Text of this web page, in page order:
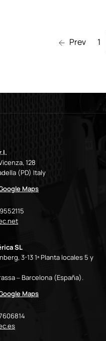
Prev 1
128
(PD) Italy
Maps
SL
3-13 1ª Planta locales 5 y
– Barcelona (España).
Maps